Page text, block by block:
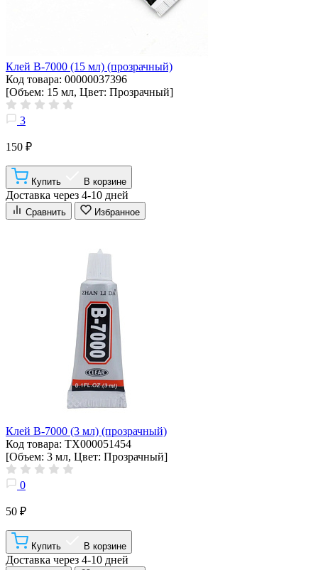
Клей B-7000 (15 мл) (прозрачный)
Код товара: 00000037396
[Объем: 15 мл, Цвет: Прозрачный]
3
150 ₽
Купить В корзине
Доставка через 4-10 дней
Сравнить Избранное
Клей B-7000 (3 мл) (прозрачный)
Код товара: ТХ000051454
[Объем: 3 мл, Цвет: Прозрачный]
0
50 ₽
Купить В корзине
Доставка через 4-10 дней